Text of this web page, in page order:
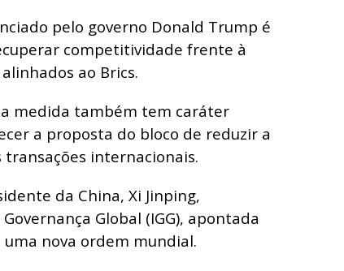
pelo governo Donald Trump é
competitividade frente à
ao Brics.
medida também tem caráter
a proposta do bloco de reduzir a
internacionais.
da China, Xi Jinping,
Global (IGG), apontada
nova ordem mundial.